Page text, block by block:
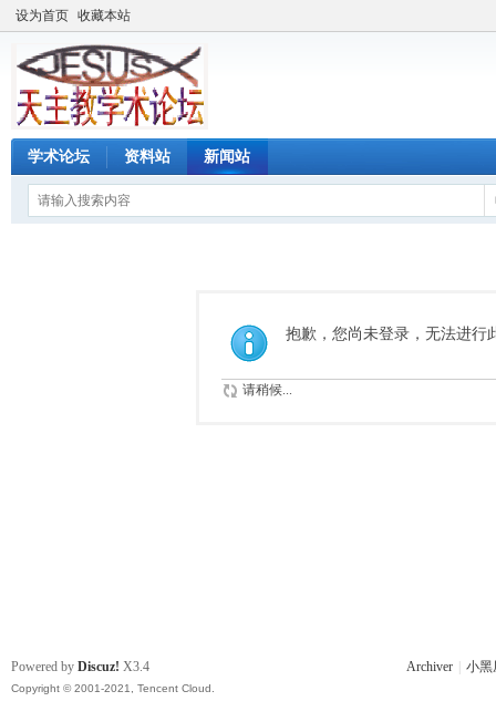
设为首页 收藏本站
学术论坛 资料站 新闻站
抱歉，您尚未登录，无法进行
请稍候...
Archiver 小黑
Powered by Discuz! X3.4
Copyright © 2001-2021, Tencent Cloud.